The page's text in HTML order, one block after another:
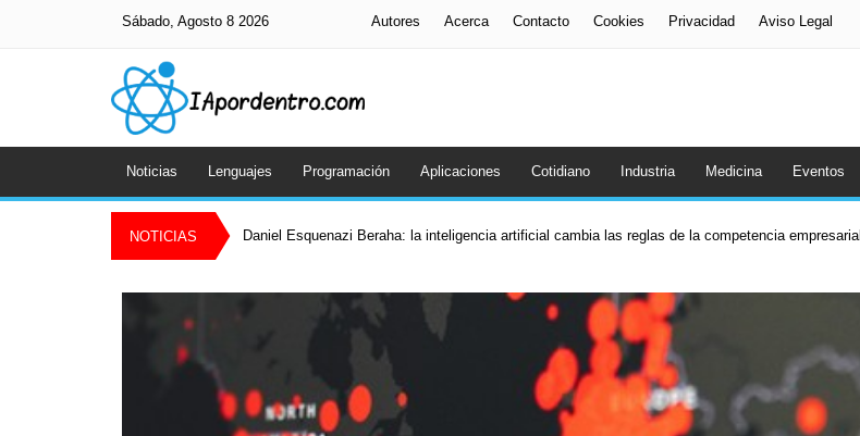
Sábado, Agosto 8 2026 Autores Acerca Contacto Cookies Privacidad Aviso Legal
Noticias Lenguajes Programación Aplicaciones Cotidiano Industria Medicina Eventos
NOTICIAS Daniel Esquenazi Beraha: la inteligencia artificial cambia las reglas de la competencia empresarial